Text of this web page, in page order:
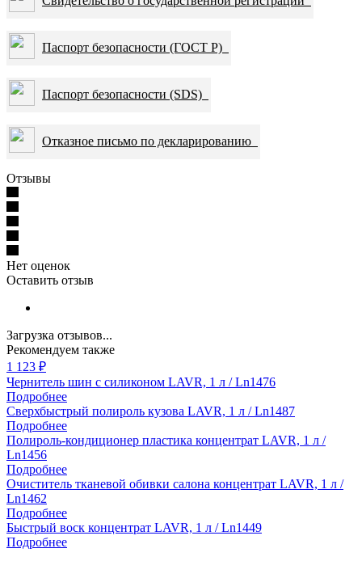
Паспорт безопасности (ГОСТ Р)
Паспорт безопасности (SDS)
Отказное письмо по декларированию
Отзывы
Нет оценок
Оставить отзыв
Загрузка отзывов...
Рекомендуем также
1 123 ₽
Чернитель шин с силиконом LAVR, 1 л / Ln1476
Подробнее
Сверхбыстрый полироль кузова LAVR, 1 л / Ln1487
Подробнее
Полироль-кондиционер пластика концентрат LAVR, 1 л /
Ln1456
Подробнее
Очиститель тканевой обивки салона концентрат LAVR, 1 л /
Ln1462
Подробнее
Быстрый воск концентрат LAVR, 1 л / Ln1449
Подробнее